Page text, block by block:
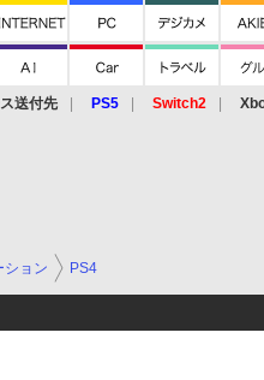
送付先 PS5 Switch2
ション PS4